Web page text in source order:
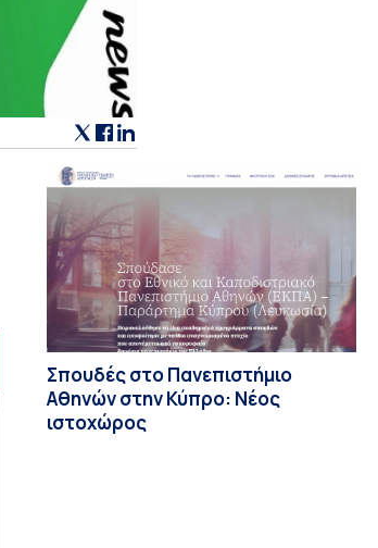
Σπουδές στο Πανεπιστήμιο
Αθηνών στην Κύπρο: Νέος
ιστοχώρος